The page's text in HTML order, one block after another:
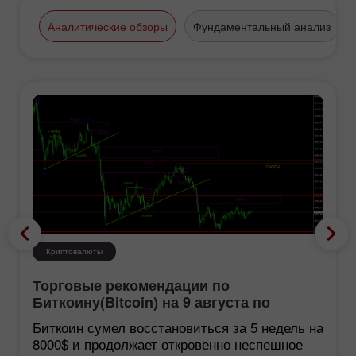
Аналитические обзоры Фундаментальный анализ
Криптовалюты
Торговые рекомендации по
Биткоину(Bitcoin) на 9 августа по
системе ICT
Биткоин сумел восстановиться за 5 недель на
8000$ и продолжает откровенно неспешное